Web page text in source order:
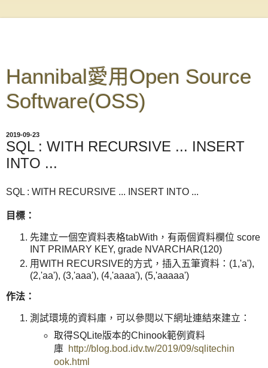
Hannibal愛用Open Source
Software(OSS)
2019-09-23
SQL : WITH RECURSIVE ... INSERT
INTO ...
SQL : WITH RECURSIVE ... INSERT INTO ...
目標：
先建立一個空資料表格tabWith，有兩個資料欄位 score
INT PRIMARY KEY, grade NVARCHAR(120)
用WITH RECURSIVE的方式，插入五筆資料：(1,'a'),
(2,'aa'), (3,'aaa'), (4,'aaaa'), (5,'aaaaa')
作法：
測試環境的資料庫，可以參閱以下網址連結來建立：
取得SQLite版本的Chinook範例資料
庫
http://blog.bod.idv.tw/2019/09/sqlitechin
ook.html